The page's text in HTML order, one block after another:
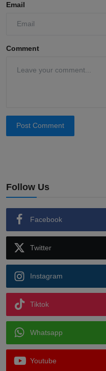
Email
Comment
Post Comment
Follow Us
Facebook
Twitter
Instagram
Tiktok
Whatsapp
Youtube